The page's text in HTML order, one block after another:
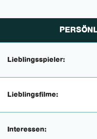
Lieblingsspieler:
Lieblingsfilme:
Interessen: